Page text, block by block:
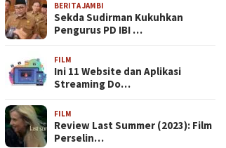
BERITA JAMBI
Sekda Sudirman Kukuhkan
Pengurus PD IBI …
FILM
Ini 11 Website dan Aplikasi
Streaming Do…
FILM
Review Last Summer (2023): Film
Perselin…